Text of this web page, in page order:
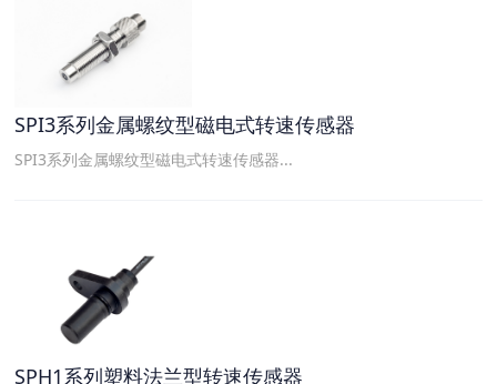
SPI3系列金属螺纹型磁电式转速传感器
SPI3系列金属螺纹型磁电式转速传感器...
SPH1系列塑料法兰型转速传感器